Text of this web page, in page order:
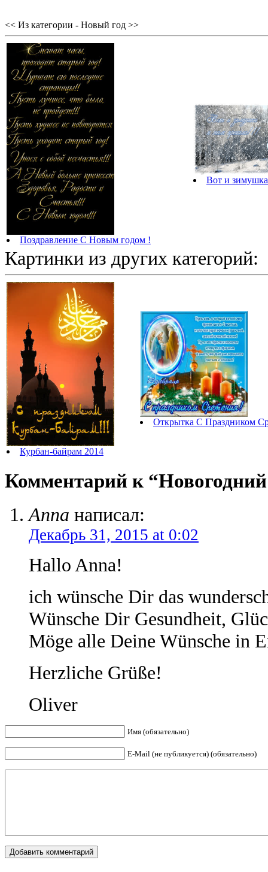
<< Из категории - Новый год >>
Поздравление С Новым годом !
Вот и
Картинки из других категорий:
Курбан-байрам 2014
Открытка С Праздником
Комментарий к
Anna написал:
Декабрь 31, 2015 at 0:02
Hallo Anna!
ich wünsche Dir das
Wünsche Dir Gesundheit,
Möge alle Deine Wünsche in
Herzliche Grüße!
Oliver
Имя (обязательно)
E-Mail (не публикуется) (обязательно)